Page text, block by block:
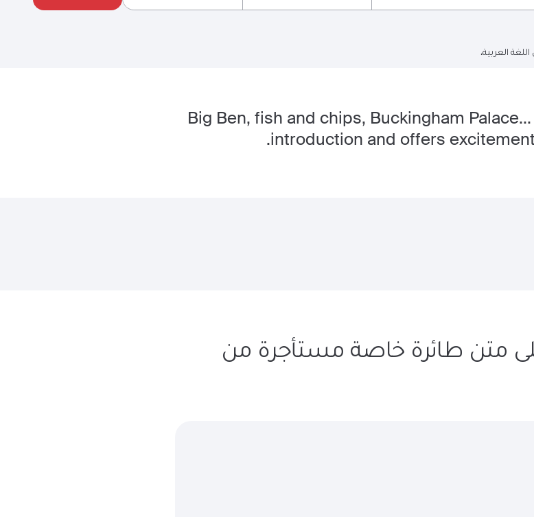
العربية.
Big Ben, fish and chips, Buckingham
introduction and offers
متن طائرة خاصة مستأجرة من